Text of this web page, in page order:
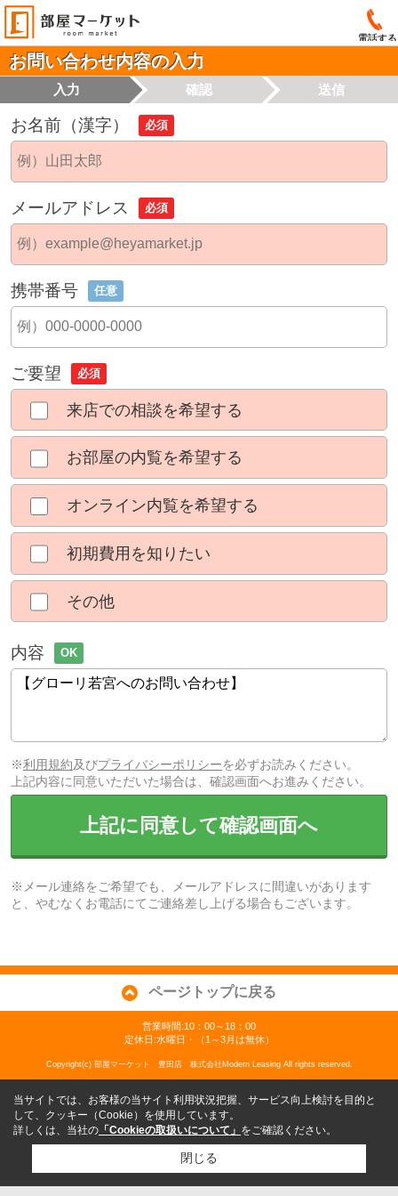
電話する
お問い合わせ内容の入力
入力 確認 送信
お名前（漢字） 必須
メールアドレス 必須
携帯番号 任意
ご要望 必須
来店での相談を希望する
お部屋の内覧を希望する
オンライン内覧を希望する
初期費用を知りたい
その他
内容 OK
※利用規約及びプライバシーポリシーを必ずお読みください。
上記内容に同意いただいた場合は、確認画面へお進みください。
上記に同意して確認画面へ
※メール連絡をご希望でも、メールアドレスに間違いがあります
と、やむなくお電話にてご連絡差し上げる場合もございます。
ページトップに戻る
営業時間:10：00～18：00
定休日:水曜日・（1～3月は無休）
Copyright(c) 部屋マーケット 豊田店 株式会社Modern Leasing All rights reserved.
当サイトでは、お客様の当サイト利用状況把握、サービス向上検討を目的と
して、クッキー（Cookie）を使用しています。
詳しくは、当社の 「Cookieの取扱いについて」 をご確認ください。
閉じる